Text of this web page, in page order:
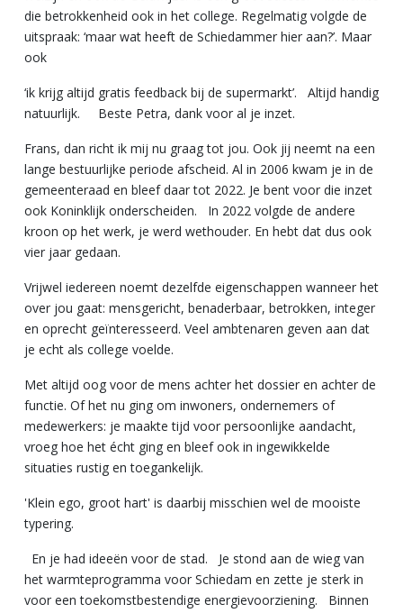
die betrokkenheid ook in het college. Regelmatig volgde de
uitspraak: ‘maar wat heeft de Schiedammer hier aan?’. Maar
ook
‘ik krijg altijd gratis feedback bij de supermarkt’. Altijd handig
natuurlijk. Beste Petra, dank voor al je inzet.
Frans, dan richt ik mij nu graag tot jou. Ook jij neemt na een
lange bestuurlijke periode afscheid. Al in 2006 kwam je in de
gemeenteraad en bleef daar tot 2022. Je bent voor die inzet
ook Koninklijk onderscheiden. In 2022 volgde de andere
kroon op het werk, je werd wethouder. En hebt dat dus ook
vier jaar gedaan.
Vrijwel iedereen noemt dezelfde eigenschappen wanneer het
over jou gaat: mensgericht, benaderbaar, betrokken, integer
en oprecht geïnteresseerd. Veel ambtenaren geven aan dat
je echt als college voelde.
Met altijd oog voor de mens achter het dossier en achter de
functie. Of het nu ging om inwoners, ondernemers of
medewerkers: je maakte tijd voor persoonlijke aandacht,
vroeg hoe het écht ging en bleef ook in ingewikkelde
situaties rustig en toegankelijk.
'Klein ego, groot hart' is daarbij misschien wel de mooiste
typering.
En je had ideeën voor de stad. Je stond aan de wieg van
het warmteprogramma voor Schiedam en zette je sterk in
voor een toekomstbestendige energievoorziening. Binnen